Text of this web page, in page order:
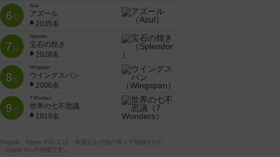
6位
Azul
アズール
2035名
7位
Splendor
宝石の煌き
2028名
8位
Wingspan
ウイングスパン
2006名
9位
7 Wonders
世界の七不思議
1919名
※Apple、Apple のロゴ は、米国および他の国々で登録された
Apple Inc.の商標です。